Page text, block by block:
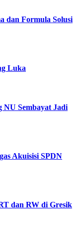
dan Formula Solusi
Luka
Sembayat Jadi
Akuisisi SPDN
dan RW di Gresik